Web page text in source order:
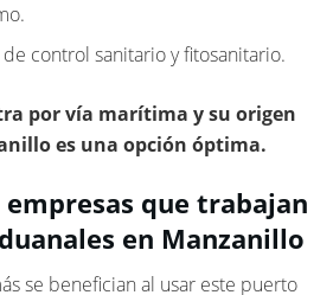
control sanitario y fitosanitario.
por vía marítima y su origen
es una opción óptima.
que trabajan
en Manzanillo
se benefician al usar este puerto